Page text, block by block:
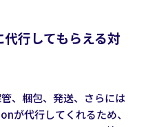
行してもらえる対
、梱包、発送、さらには
が代行してくれるため、